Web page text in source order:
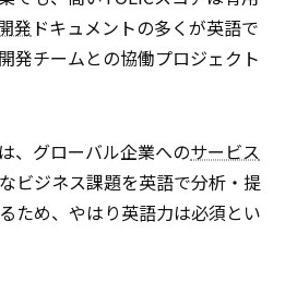
発 ドキュメントの多くが英語で
発チームとの協働プロジェクト
、グローバル企業へのサービス
ビジネス課題を英語で分析・提
ため、やはり英語力は必須とい